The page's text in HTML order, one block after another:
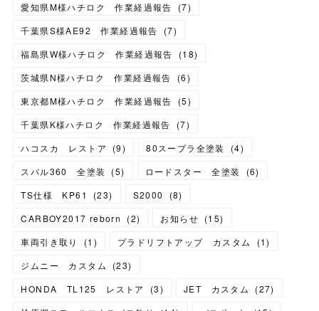
愛知県M様ハチロク 作業経過報告
(7)
千葉県S様AE92 作業経過報告
(7)
福島県W様ハチロク 作業経過報告
(18)
茨城県N様ハチロク 作業経過報告
(6)
東京都M様ハチロク 作業経過報告
(5)
千葉県K様ハチロク 作業経過報告
(7)
ハコスカ レストア
(9) 80スープラ全塗装 (4)
スバル360 全塗装
(5) ロードスター 全塗装 (6)
TS仕様 KP61
(23) S2000 (8)
CARBOY2017 reborn
(2) お知らせ (15)
車両引き取り
(1 ) プラドリフトアップ カスタム (1)
ジムニー カスタム
(23)
HONDA TL125 レストア
(3) JET カスタム (27)